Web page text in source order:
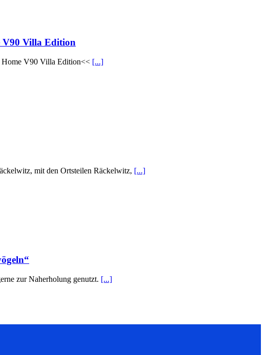
V90 Villa Edition
Home V90 Villa Edition<< [...]
mit den Ortsteilen Räckelwitz, [...]
zur Naherholung genutzt. [...]